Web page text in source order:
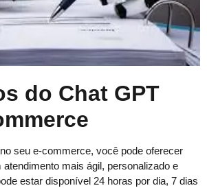
do Chat GPT
seu e-commerce, você pode oferecer
mais ágil, personalizado e
estar disponível 24 horas por dia, 7 dias